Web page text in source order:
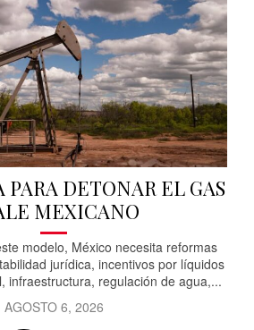
DETONAR EL GAS
MEXICANO
modelo, México necesita reformas
jurídica, incentivos por líquidos
infraestructura, regulación de agua,...
AGOSTO 6, 2026